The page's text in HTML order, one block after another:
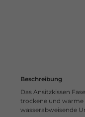
Beschreibung
Das Ansitzkissen
trockene und warme
wasserabweisende